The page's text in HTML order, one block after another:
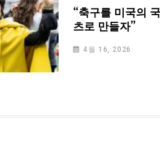
“축구를 미국의
츠로 만들자”
4월 16, 2026